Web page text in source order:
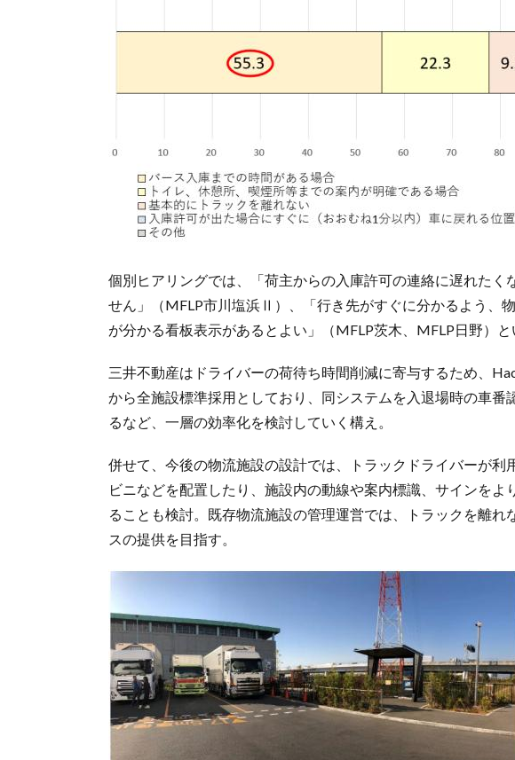
個別ヒアリングでは、「荷主からの入庫許可の連絡に遅れたく
せん」（MFLP市川塩浜Ⅱ）、「行き先がすぐに分かるよう、
が分かる看板表示があるとよい」（MFLP茨木、MFLP日野）と
三井不動産はドライバーの荷待ち時間削減に寄与するため、
から全施設標準採用としており、同システムを入退場時の車番
るなど、一層の効率化を検討していく構え。
併せて、今後の物流施設の設計では、トラックドライバーが利
ビニなどを配置したり、施設内の動線や案内標識、サインを
ることも検討。既存物流施設の管理運営では、トラックを離
スの提供を目指す。